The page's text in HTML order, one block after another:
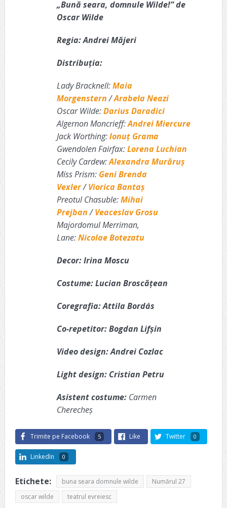
„Bună seara, domnule Wilde!” de
Oscar Wilde
Regia: Andrei Măjeri
Distribuția:
Lady Bracknell:Maia
Morgenstern/Arabela Neazi
Oscar Wilde:Darius Daradici
Algernon Moncrieff:Andrei Miercure
Jack Worthing:Ionuț Grama
Gwendolen Fairfax:Lorena Luchian
Cecily Cardew:Alexandra Murăruş
Miss Prism: Geni Brenda
Vexler/Viorica Bantaș
Preotul Chasuble:Mihai
Prejban/Veaceslav Grosu
Majordomul Merriman,
Lane:Nicolae Botezatu
Decor: Irina Moscu
Costume: Lucian Broscățean
Coregrafia: Attila Bordás
Co-repetitor: Bogdan Lifșin
Video design: Andrei Cozlac
Light design: Cristian Petru
Asistent costume: Carmen
Cherecheș
Trimite pe Facebook 5 Like Twitter 0
LinkedIn 0
Etichete: buna seara domnule wilde
Numărul 27
oscar wilde
teatrul evreiesc